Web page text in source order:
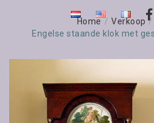
Home / Verkoop /
Engelse staande klok met